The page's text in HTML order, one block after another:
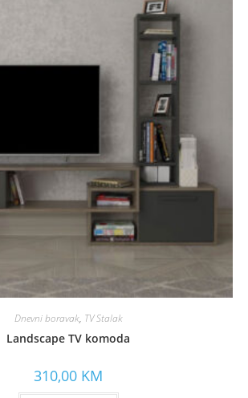
Dnevni boravak, TV Stalak
Landscape TV komoda
310,00 KM